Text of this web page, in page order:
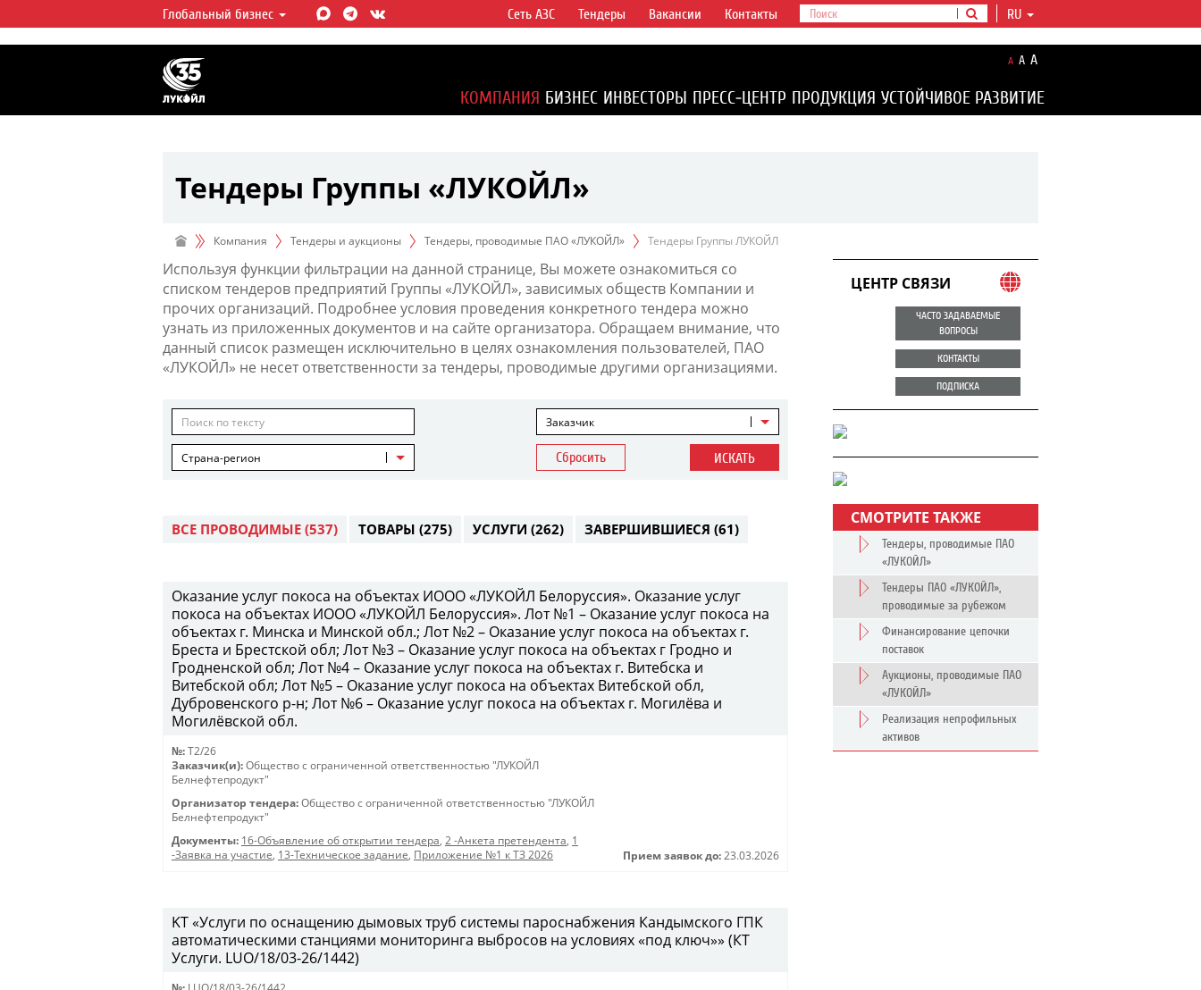
ЛУКОЙЛ СЕГОДНЯ
ЛУКОЙЛ — одна из крупнейших вертикально
интегрированных нефтегазовых компаний в
мире, на долю которой приходится более 2%
мировой добычи нефти и около 1% доказанных
Глобальный бизнес RU
Сеть АЗС Тендеры Вакансии Контакты
A A A
КОМПАНИЯ БИЗНЕС ИНВЕСТОРЫ ПРЕСС-ЦЕНТР ПРОДУКЦИЯ УСТОЙЧИВОЕ РАЗВИТИЕ
Тендеры Группы «ЛУКОЙЛ»
Компания Тендеры и аукционы Тендеры, проводимые ПАО «ЛУКОЙЛ» Тендеры Группы ЛУКОЙЛ
Используя функции фильтрации на данной странице, Вы можете ознакомиться со
списком тендеров предприятий Группы «ЛУКОЙЛ», зависимых обществ Компании и
прочих организаций. Подробнее условия проведения конкретного тендера можно
узнать из приложенных документов и на сайте организатора. Обращаем внимание, что
данный список размещен исключительно в целях ознакомления пользователей, ПАО
«ЛУКОЙЛ» не несет ответственности за тендеры, проводимые другими организациями.
Заказчик
Страна-регион Сбросить ИСКАТЬ
ВСЕ ПРОВОДИМЫЕ (537) ТОВАРЫ (275) УСЛУГИ (262) ЗАВЕРШИВШИЕСЯ (61)
Оказание услуг покоса на объектах ИООО «ЛУКОЙЛ Белоруссия». Оказание услуг
покоса на объектах ИООО «ЛУКОЙЛ Белоруссия». Лот №1 – Оказание услуг покоса на
объектах г. Минска и Минской обл.; Лот №2 – Оказание услуг покоса на объектах г.
Бреста и Брестской обл; Лот №3 – Оказание услуг покоса на объектах г Гродно и
Гродненской обл; Лот №4 – Оказание услуг покоса на объектах г. Витебска и
Витебской обл; Лот №5 – Оказание услуг покоса на объектах Витебской обл,
Дубровенского р-н; Лот №6 – Оказание услуг покоса на объектах г. Могилёва и
Могилёвской обл.
№: T2/26
Заказчик(и): Общество с ограниченной ответственностью "ЛУКОЙЛ
Белнефтепродукт"
Организатор тендера: Общество с ограниченной ответственностью "ЛУКОЙЛ
Белнефтепродукт"
Документы: 16-Объявление об открытии тендера, 2 -Анкета претендента, 1
-Заявка на участие, 13-Техническое задание, Приложение №1 к ТЗ 2026 Прием заявок до: 23.03.2026
KT «Услуги по оснащению дымовых труб системы пароснабжения Кандымского ГПК
автоматическими станциями мониторинга выбросов на условиях «под ключ»» (КТ
Услуги. LUO/18/03-26/1442)
ЦЕНТР СВЯЗИ
ЧАСТО ЗАДАВАЕМЫЕ
ВОПРОСЫ
КОНТАКТЫ
ПОДПИСКА
СМОТРИТЕ ТАКЖЕ
Тендеры, проводимые ПАО
«ЛУКОЙЛ»
Тендеры ПАО «ЛУКОЙЛ»,
проводимые за рубежом
Финансирование цепочки
поставок
Аукционы, проводимые ПАО
«ЛУКОЙЛ»
Реализация непрофильных
активов